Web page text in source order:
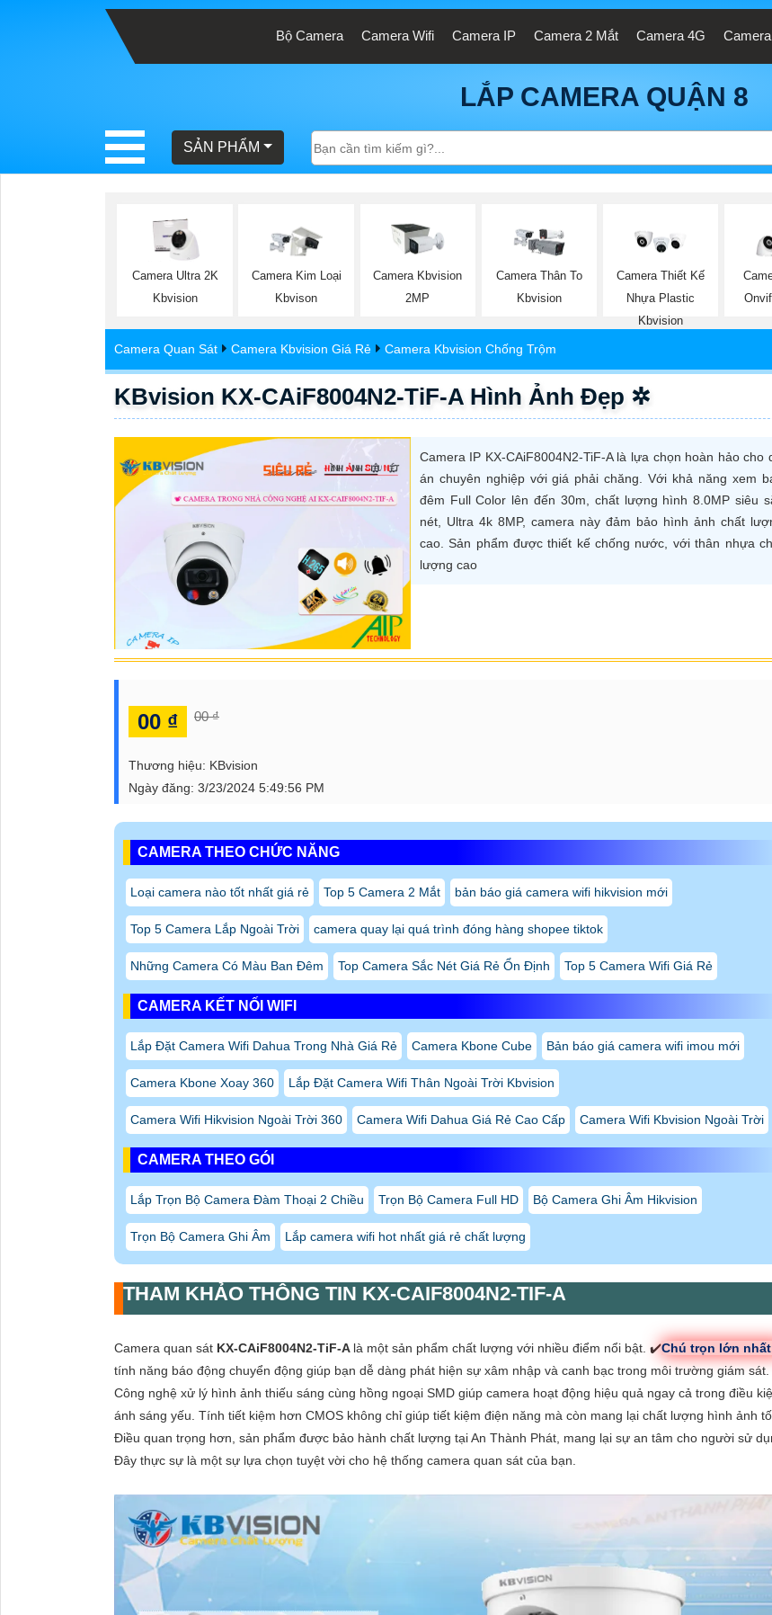
Bộ Camera Camera Wifi Camera IP Camera 2 Mắt Camera 4G
LẮP CAMERA QUẬN 8
SẢN PHẨM
Camera Ultra 2K
Kbvision
Camera Kim Loại
Kbvison
Camera Kbvision
2MP
Camera Thân To
Kbvision
Camera Thiết Kế
Nhựa Plastic
Kbvision
Camera Quan Sát Camera Kbvision Giá Rẻ Camera Kbvision Chống Trộm
KBvision KX-CAiF8004N2-TiF-A Hình Ảnh Đẹp ✲
Camera IP KX-CAiF8004N2-TiF-A là lựa chọn hoàn hảo cho
án chuyên nghiệp với giá phải chăng. Với khả năng xem
đêm Full Color lên đến 30m, chất lượng hình 8.0MP siêu
nét, Ultra 4k 8MP, camera này đảm bảo hình ảnh chất
cao. Sản phẩm được thiết kế chống nước, với thân nhựa
lượng cao
00 ₫ 00 ₫
Thương hiệu: KBvision
Ngày đăng: 3/23/2024 5:49:56 PM
CAMERA THEO CHỨC NĂNG
Loại camera nào tốt nhất giá rẻ Top 5 Camera 2 Mắt bản báo giá camera wifi hikvision mới
Top 5 Camera Lắp Ngoài Trời camera quay lại quá trình đóng hàng shopee tiktok
Những Camera Có Màu Ban Đêm Top Camera Sắc Nét Giá Rẻ Ổn Định Top 5 Camera Wifi Giá Rẻ
CAMERA KẾT NỐI WIFI
Lắp Đặt Camera Wifi Dahua Trong Nhà Giá Rẻ Camera Kbone Cube Bản báo giá camera wifi imou mới
Camera Kbone Xoay 360 Lắp Đặt Camera Wifi Thân Ngoài Trời Kbvision
Camera Wifi Hikvision Ngoài Trời 360 Camera Wifi Dahua Giá Rẻ Cao Cấp Camera Wifi Kbvision Ngoài Trời
CAMERA THEO GÓI
Lắp Trọn Bộ Camera Đàm Thoại 2 Chiều Trọn Bộ Camera Full HD Bộ Camera Ghi Âm Hikvision
Trọn Bộ Camera Ghi Âm Lắp camera wifi hot nhất giá rẻ chất lượng
THAM KHẢO THÔNG TIN KX-CAIF8004N2-TIF-A
Camera quan sát KX-CAiF8004N2-TiF-A là một sản phẩm chất lượng với nhiều điểm nổi bật. ✔️Chú trọn lớn
tính năng báo động chuyển động giúp bạn dễ dàng phát hiện sự xâm nhập và canh bạc trong môi trường giám sát.
Công nghệ xử lý hình ảnh thiếu sáng cùng hồng ngoại SMD giúp camera hoạt động hiệu quả ngay cả trong điều
ánh sáng yếu. Tính tiết kiệm hơn CMOS không chỉ giúp tiết kiệm điện năng mà còn mang lại chất lượng hình ảnh
Điều quan trọng hơn, sản phẩm được bảo hành chất lượng tại An Thành Phát, mang lại sự an tâm cho người sử
Đây thực sự là một sự lựa chọn tuyệt vời cho hệ thống camera quan sát của bạn.